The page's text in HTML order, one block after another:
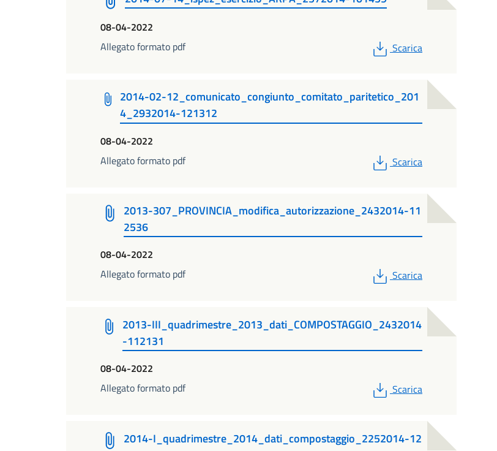
08-04-2022
Allegato formato pdf
PDF
Scarica
2014-02-12_comunicato_congiunto_comitato_paritetico_201
4_2932014-121312
08-04-2022
Allegato formato pdf
PDF
Scarica
2013-307_PROVINCIA_modifica_autorizzazione_2432014-11
2536
08-04-2022
Allegato formato pdf
PDF
Scarica
2013-III_quadrimestre_2013_dati_COMPOSTAGGIO_2432014
-112131
08-04-2022
Allegato formato pdf
PDF
Scarica
2014-I_quadrimestre_2014_dati_compostaggio_2252014-12